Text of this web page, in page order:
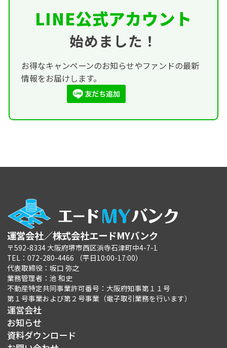
LINE公式アカウント
始めました！
お得なキャンペーンのお知らせやファンドの最新
情報をお届けします。
運営会社／株式会社エードMYバンク
〒592-8334 大阪府堺市西区浜寺石津町中4-7-1
TEL：072-280-4466 （平日10:00-17:00）
代表取締役：坂口 弥之
業務管理者：池 和史
不動産特定共同事業許可番号：大阪府知事第１１号
第１号事業および第２号事業（電子取引業務を行います）
運営会社
お知らせ
資料ダウンロード